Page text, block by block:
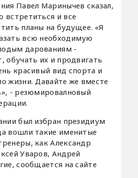
Павел Маринычев сказал,
встретиться и все
планы на будущее. «Я
всю необходимую
дарованиям -
обучать их и продвигать
красивый вид спорта и
жизни. Давайте же вместе
- резюмировалновый
был избран президиум
вошли такие именитые
как Александр
Уваров, Андрей
сообщается на сайте